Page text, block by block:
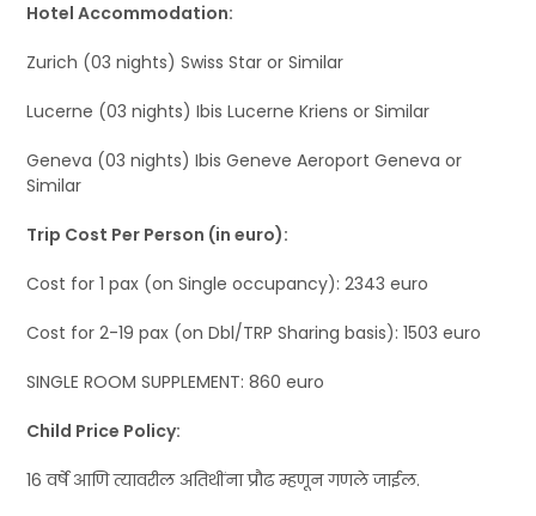
Hotel Accommodation:
Zurich (03 nights) Swiss Star or Similar
Lucerne (03 nights) Ibis Lucerne Kriens or Similar
Geneva (03 nights) Ibis Geneve Aeroport Geneva or
Similar
Trip Cost Per Person (in euro):
Cost for 1 pax (on Single occupancy): 2343 euro
Cost for 2-19 pax (on Dbl/TRP Sharing basis): 1503 euro
SINGLE ROOM SUPPLEMENT: 860 euro
Child Price Policy:
16 वर्षे आणि त्यावरील अतिथींना प्रौढ म्हणून गणले जाईल.